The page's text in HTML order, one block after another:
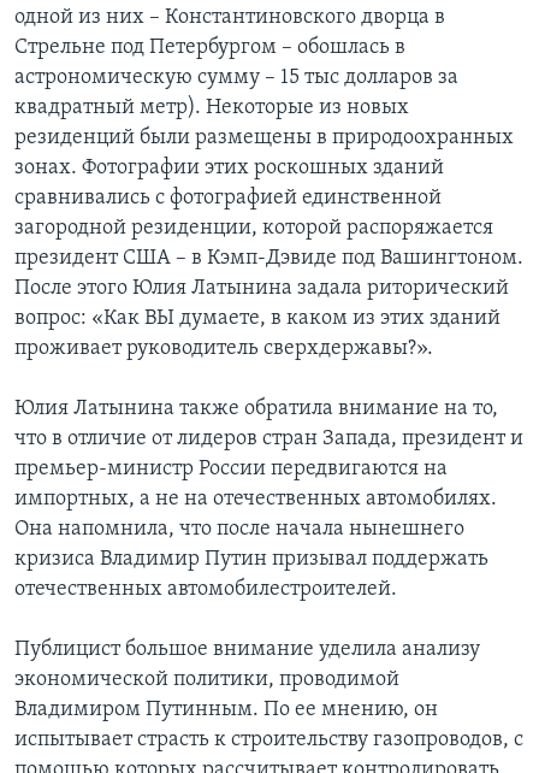
одной из них – Константиновского дворца в
Стрельне под Петербургом – обошлась в
астрономическую сумму – 15 тыс долларов за
квадратный метр). Некоторые из новых
резиденций были размещены в природоохранных
зонах. Фотографии этих роскошных зданий
сравнивались с фотографией единственной
загородной резиденции, которой распоряжается
президент США – в Кэмп-Дэвиде под Вашингтоном.
После этого Юлия Латынина задала риторический
вопрос: «Как ВЫ думаете, в каком из этих зданий
проживает руководитель сверхдержавы?».
Юлия Латынина также обратила внимание на то,
что в отличие от лидеров стран Запада, президент и
премьер-министр России передвигаются на
импортных, а не на отечественных автомобилях.
Она напомнила, что после начала нынешнего
кризиса Владимир Путин призывал поддержать
отечественных автомобилестроителей.
Публицист большое внимание уделила анализу
экономической политики, проводимой
Владимиром Путинным. По ее мнению, он
испытывает страсть к строительству газопроводов, с